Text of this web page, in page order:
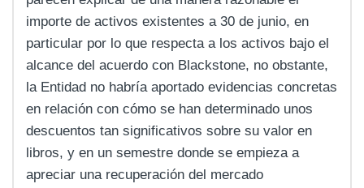
importe de activos existentes a 30 de junio, en
particular por lo que respecta a los activos bajo el
alcance del acuerdo con Blackstone, no obstante,
la Entidad no habría aportado evidencias concretas
en relación con cómo se han determinado unos
descuentos tan significativos sobre su valor en
libros, y en un semestre donde se empieza a
apreciar una recuperación del mercado